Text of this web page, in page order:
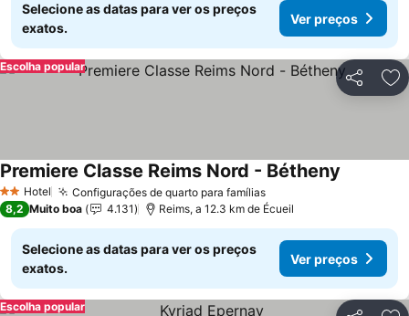
Selecione as datas para ver os preços
exatos.
Ver preços
Partilhar
Escolha popular
2 Estrelas
Hotel Configurações de quarto para famíliasVer preços
Premiere Classe Reims Nord - Bétheny
8,2 Muito boa 4.131 Reims, a 12.3 km de Écueil
Selecione as datas para ver os preços
exatos.
Ver preços
Escolha popular